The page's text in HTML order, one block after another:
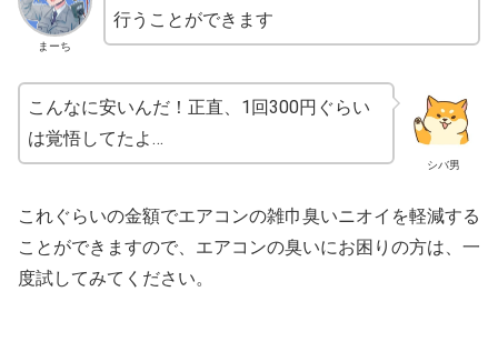
まーち
行うことができます
シバ男
こんなに安いんだ！正直、1回300円ぐらい
は覚悟してたよ…
これぐらいの金額でエアコンの雑巾臭いニオイを軽減する
ことができますので、エアコンの臭いにお困りの方は、一
度試してみてください。